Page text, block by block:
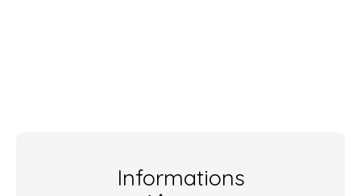
Informations